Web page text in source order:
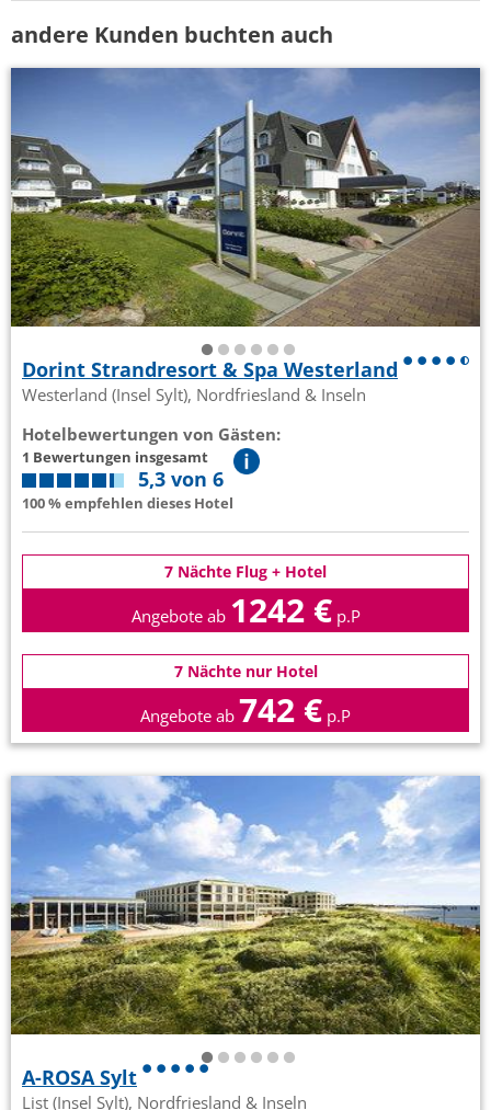
andere Kunden buchten auch
Dorint Strandresort & Spa Westerland
Westerland (Insel Sylt), Nordfriesland & Inseln
Hotelbewertungen von Gästen:
1 Bewertungen insgesamt
5,3 von 6
100 % empfehlen dieses Hotel
7 Nächte Flug + Hotel
Angebote ab 1242 € p.P
7 Nächte nur Hotel
Angebote ab 742 € p.P
A-ROSA Sylt
List (Insel Sylt), Nordfriesland & Inseln